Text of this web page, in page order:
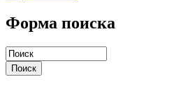
Форма поиска